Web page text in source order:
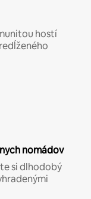
hostí
nomádov
si dlhodobý